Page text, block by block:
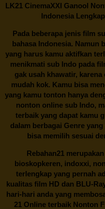
LK21 CinemaXXI Ganool
Indonesia
Pada beberapa jenis film
bahasa Indonesia. Namun
yang harus kamu aktifkan
menikmati sub Indo pada
gak usah khawatir,
mudah kok. Kamu bisa
yang kamu tonton hanya
nonton online sub Indo,
terbaik yang dapat kamu
dalam berbagai Genre
bisa memilih sesuai
Rebahan21
bioskopkeren, indoxxi,
terlengkap yang pernah
kualitas film HD dan BLU-
hari-hari anda yang
21 Online terbaik Nonton